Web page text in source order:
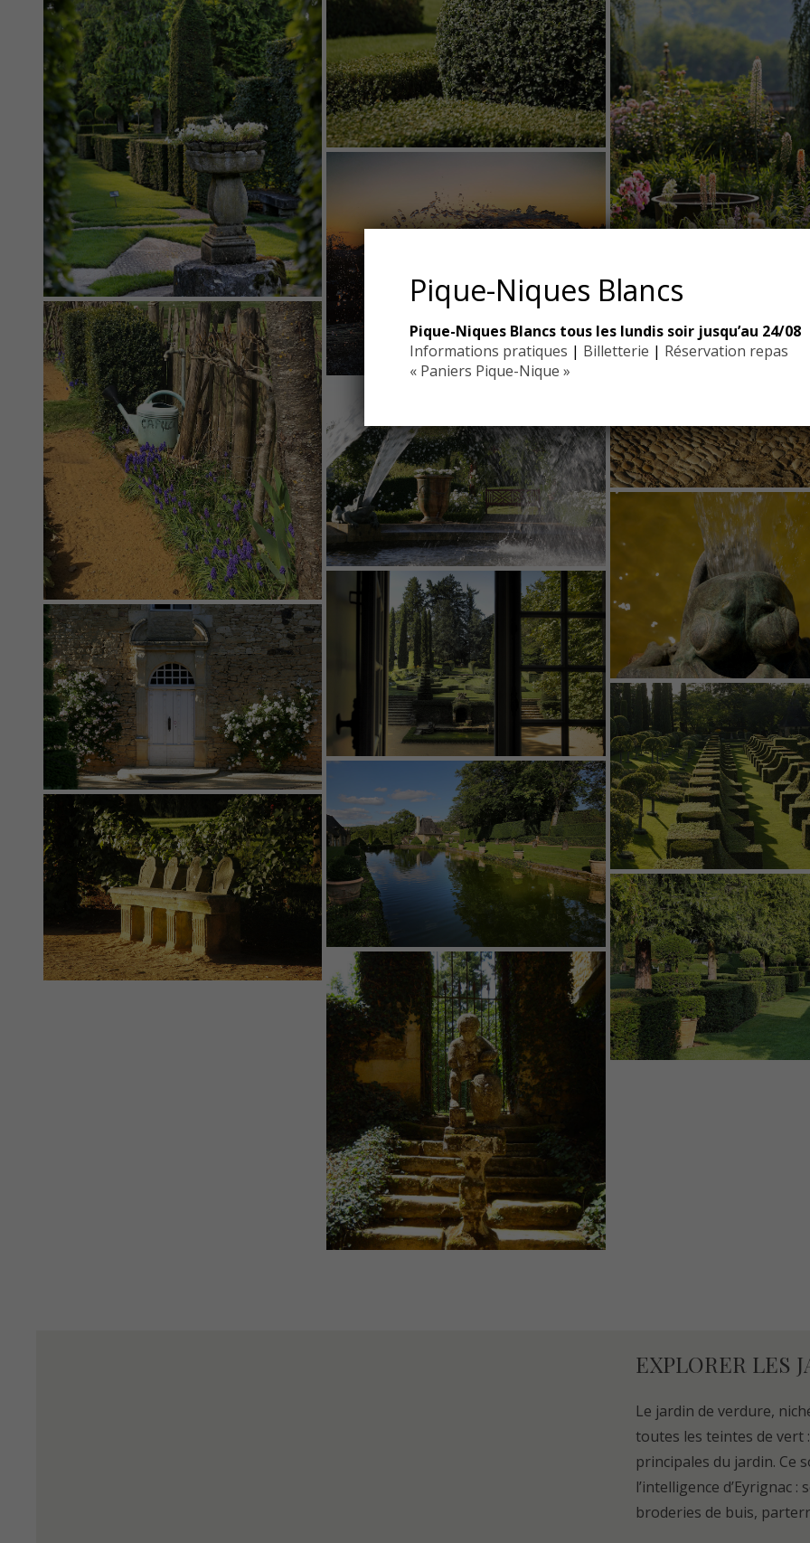
EXPLORER LES
Le jardin de verdure,
toutes les teintes de vert
principales du jardin. Ce
l’intelligence d’Eyrignac
broderies de buis,
Pique-Niques Blancs
Pique-Niques Blancs tous les lundis soir jusqu’au 24/08
Informations pratiques | Billetterie | Réservation repas
« Paniers Pique-Nique »